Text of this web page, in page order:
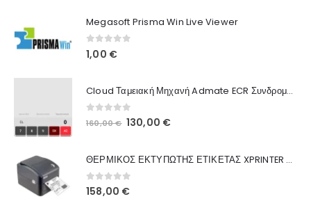
Megasoft Prisma Win Live Viewer
0 out of 5
1,00 €
Cloud Ταμειακή Μηχανή Admate ECR Συνδρομή 12 μηνών
out of 5
160,00€ Original
160,00 €.
130,00 €Η
είναι:
ΘΕΡΜΙΚΟΣ ΕΚΤΥΠΩΤΗΣ ΕΤΙΚΕΤΑΣ XPRINTER XP-420B
0out of 5
158,00 €
Στοιχεία λογαριασμού
Παραγγελίες
Πληροφορίες Καταστήματος
Ποιοι Είμαστε
Γιατί Εμάς
Blog